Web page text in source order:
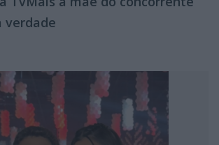
verdade